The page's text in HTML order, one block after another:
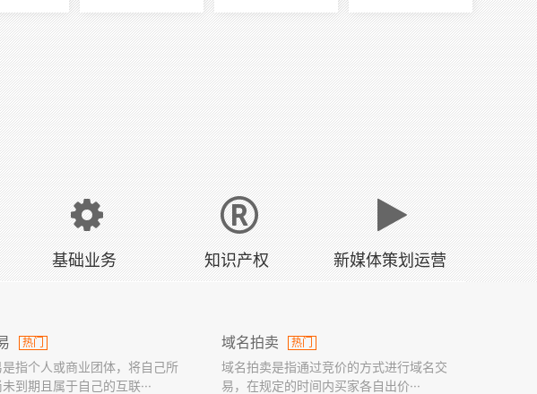
基础业务 知识产权 新媒体策划运营
热门
指个人或商业团体，将自己所
到期且属于自己的互联···
域名拍卖 热门
域名拍卖是指通过竞价的方式进行域名交
易，在规定的时间内买家各自出价···